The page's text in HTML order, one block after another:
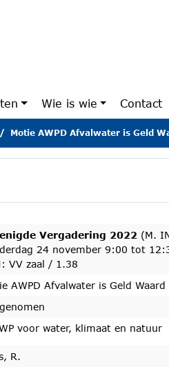
Wie is wie Contact
Motie AWPD Afvalwater is Geld
Vergadering 2022 (M.
24 november 9:00 tot
VV zaal / 1.38
AWPD Afvalwater is Geld Waard
voor water, klimaat en natuur
R.